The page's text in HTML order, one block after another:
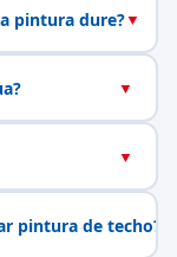
pintura dure?▼
▼
▼
pintura de techo?